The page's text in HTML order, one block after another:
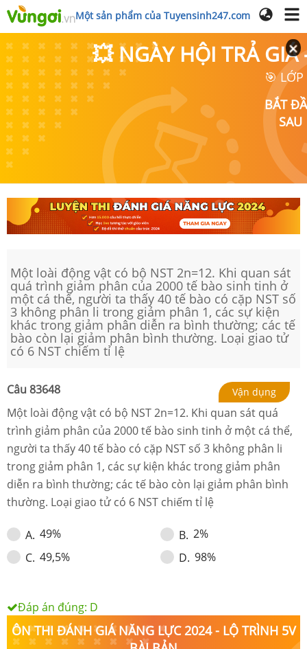
Một sản phẩm của Tuyensinh247.com
💥 NGÀY HỘI TRẢ GIÁ
🎯
BẮT
SAU
Một loài động vật có bộ NST 2n=12. Khi quan sát
quá trình giảm phân của 2000 tế bào sinh tinh ở
một cá thể, người ta thấy 40 tế bào có cặp NST số
3 không phân li trong giảm phân 1, các sự kiện
khác trong giảm phân diễn ra bình thường; các tế
bào còn lại giảm phân bình thường. Loại giao tử
có 6 NST chiếm tỉ lệ
Câu 83648 Vận dụng
Một loài động vật có bộ NST 2n=12. Khi quan sát quá
trình giảm phân của 2000 tế bào sinh tinh ở một cá thể,
người ta thấy 40 tế bào có cặp NST số 3 không phân li
trong giảm phân 1, các sự kiện khác trong giảm phân
diễn ra bình thường; các tế bào còn lại giảm phân bình
thường. Loại giao tử có 6 NST chiếm tỉ lệ
A. 49% B. 2%
C. 49,5% D. 98%
Đáp án đúng: D
ÔN THI ĐÁNH GIÁ NĂNG LỰC 2024 - LỘ TRÌNH 5V